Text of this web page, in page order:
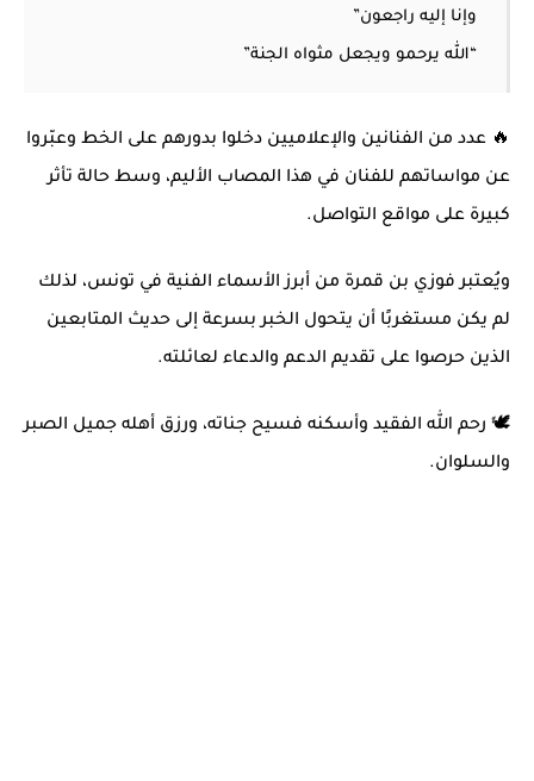
وإنا إليه راجعون”
“الله يرحمو ويجعل مثواه الجنة”
🔥 عدد من الفنانين والإعلاميين دخلوا بدورهم على الخط وعبّروا
عن مواساتهم للفنان في هذا المصاب الأليم، وسط حالة تأثر
كبيرة على مواقع التواصل.
ويُعتبر فوزي بن قمرة من أبرز الأسماء الفنية في تونس، لذلك
لم يكن مستغربًا أن يتحول الخبر بسرعة إلى حديث المتابعين
الذين حرصوا على تقديم الدعم والدعاء لعائلته.
🕊️ رحم الله الفقيد وأسكنه فسيح جناته، ورزق أهله جميل الصبر
والسلوان.